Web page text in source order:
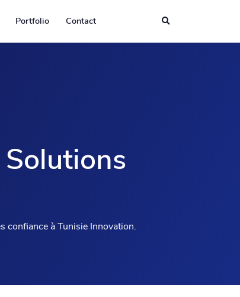
Portfolio Contact
confiance à Tunisie Innovation.